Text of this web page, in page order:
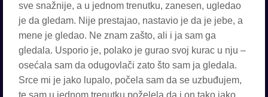
sve snažnije, a u jednom trenutku, zanesen, ugledao
je da gledam. Nije prestajao, nastavio je da je jebe, a
mene je gledao. Ne znam zašto, ali i ja sam ga
gledala. Usporio je, polako je gurao svoj kurac u nju –
osećala sam da odugovlači zato što sam ja gledala.
Srce mi je jako lupalo, počela sam da se uzbuđujem,
te sam u jednom trenutku poželela da i on tako jako